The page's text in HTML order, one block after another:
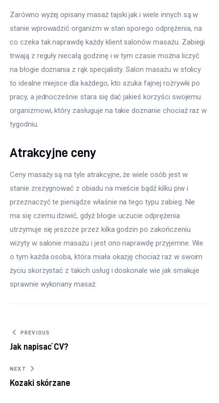
Zarówno wyżej opisany masaż tajski jak i wiele innych są w
stanie wprowadzić organizm w stan sporego odprężenia, na
co czeka tak naprawdę każdy klient salonów masażu. Zabiegi
trwają z reguły niecałą godzinę i w tym czasie można liczyć
na błogie doznania z rąk specjalisty. Salon masażu w stolicy
to idealne miejsce dla każdego, kto szuka fajnej rozrywki po
pracy, a jednocześnie stara się dać jakieś korzyści swojemu
organizmowi, który zasługuje na takie doznanie chociaż raz w
tygodniu.
Atrakcyjne ceny
Ceny masaży są na tyle atrakcyjne, że wiele osób jest w
stanie zrezygnować z obiadu na mieście bądź kilku piw i
przeznaczyć te pieniądze właśnie na tego typu zabieg. Nie
ma się czemu dziwić, gdyż błogie uczucie odprężenia
utrzymuje się jeszcze przez kilka godzin po zakończeniu
wizyty w salonie masażu i jest ono naprawdę przyjemne. Wie
o tym każda osoba, która miała okazję chociaż raz w swoim
życiu skorzystać z takich usług i doskonale wie jak smakuje
sprawnie wykonany masaż.
Nawigacja wpisu
PREVIOUS
Jak napisać CV?
NEXT
Kozaki skórzane